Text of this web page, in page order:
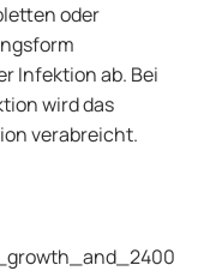
oder
Infektion ab. Bei
wird das
verabreicht.